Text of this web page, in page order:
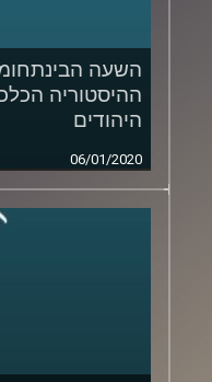
השעה
ההיסטוריה
היהודים
06/01/2020